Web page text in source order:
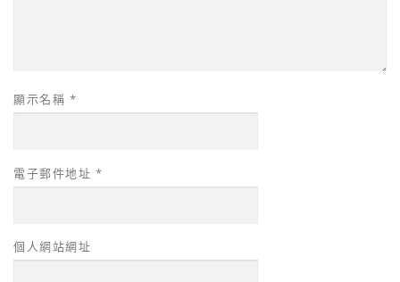
顯示名稱 *
電子郵件地址 *
個人網站網址